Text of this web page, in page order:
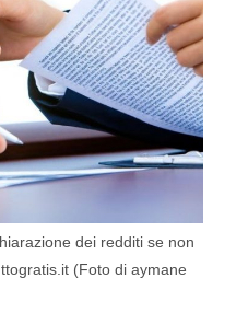
dei redditi se non
(Foto di aymane